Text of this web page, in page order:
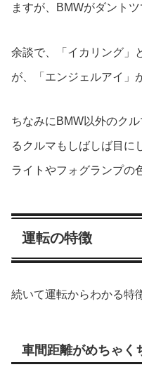
ますが、BMWがダント
余談で、「イカリング」
が、「エンジェルアイ」
ちなみにBMW以外のク
るクルマもしばしば目に
ライトやフォグランプの
運転の特徴
続いて運転からわかる特
車間距離がめちゃく